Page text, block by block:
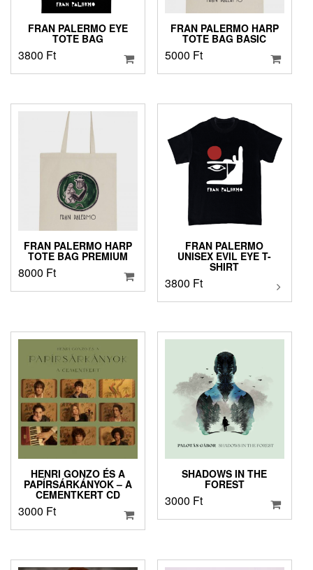
FRAN PALERMO EYE
TOTE BAG
3800 Ft
FRAN PALERMO HARP
TOTE BAG BASIC
5000 Ft
FRAN PALERMO HARP
TOTE BAG PREMIUM
8000 Ft
FRAN PALERMO
UNISEX EVIL EYE T-
SHIRT
3800 Ft
Ennek
variációja
változatok
a
választhatók
HENRI GONZO ÉS A
PAPÍRSÁRKÁNYOK – A
CEMENTKERT CD
3000 Ft
SHADOWS IN THE
FOREST
3000 Ft